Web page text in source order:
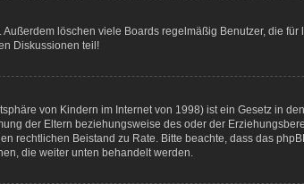
löschen viele Boards regelmäßig Benutzer, die für
Diskussionen teil!
von Kindern im Internet von 1998) ist ein Gesetz in
der Eltern beziehungsweise des oder der
rechtlichen Beistand zu Rate. Bitte beachte, dass das
die weiter unten behandelt werden.